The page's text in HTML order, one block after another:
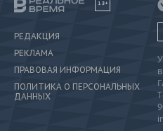
18+
РЕДАКЦИЯ
РЕКЛАМА
ПРАВОВАЯ ИНФОРМАЦИЯ
ПОЛИТИКА О ПЕРСОНАЛЬНЫХ
ДАННЫХ